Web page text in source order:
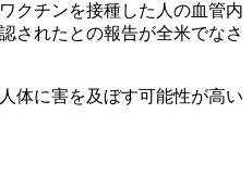
クチンを接種した人の血管内
されたとの報告が全米でなさ
体に害を及ぼす可能性が高い